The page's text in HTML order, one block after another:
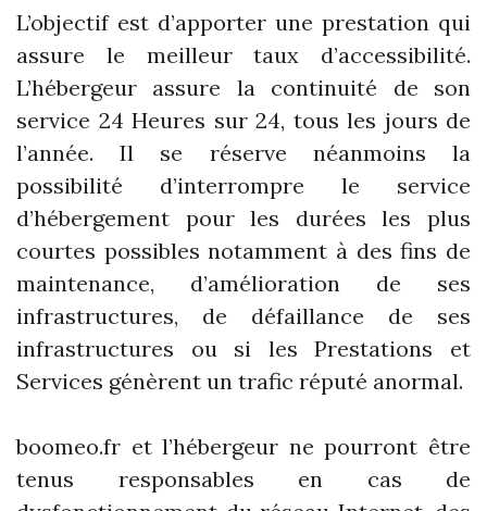
L’objectif est d’apporter une prestation qui
assure le meilleur taux d’accessibilité.
L’hébergeur assure la continuité de son
service 24 Heures sur 24, tous les jours de
l’année. Il se réserve néanmoins la
possibilité d’interrompre le service
d’hébergement pour les durées les plus
courtes possibles notamment à des fins de
maintenance, d’amélioration de ses
infrastructures, de défaillance de ses
infrastructures ou si les Prestations et
Services génèrent un trafic réputé anormal.
boomeo.fr et l’hébergeur ne pourront être
tenus responsables en cas de